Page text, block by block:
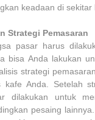
keadaan di sekitar
Strategi Pemasaran
pasar harus
bisa Anda lakukan
strategi
kafe Anda. Setelah
dilakukan untuk
pesaing